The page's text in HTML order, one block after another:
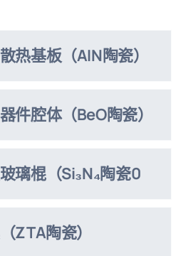
热基板（AIN陶瓷）
件腔体（BeO陶瓷）
璃棍（Si₃N₄陶瓷0
ZTA陶瓷）